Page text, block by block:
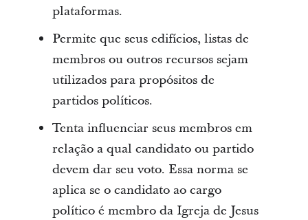
plataformas.
Permite que seus edifícios, listas de
membros ou outros recursos sejam
utilizados para propósitos de
partidos políticos.
Tenta influenciar seus membros em
relação a qual candidato ou partido
devem dar seu voto. Essa norma se
aplica se o candidato ao cargo
político é membro da Igreja de Jesus